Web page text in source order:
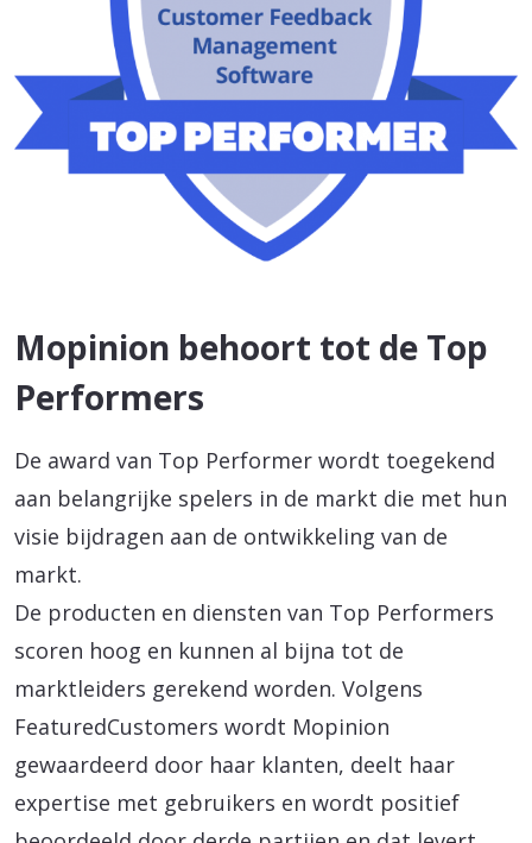
Mopinion behoort tot de Top
Performers
De award van Top Performer wordt toegekend
aan belangrijke spelers in de markt die met hun
visie bijdragen aan de ontwikkeling van de
markt.
De producten en diensten van Top Performers
scoren hoog en kunnen al bijna tot de
marktleiders gerekend worden. Volgens
FeaturedCustomers wordt Mopinion
gewaardeerd door haar klanten, deelt haar
expertise met gebruikers en wordt positief